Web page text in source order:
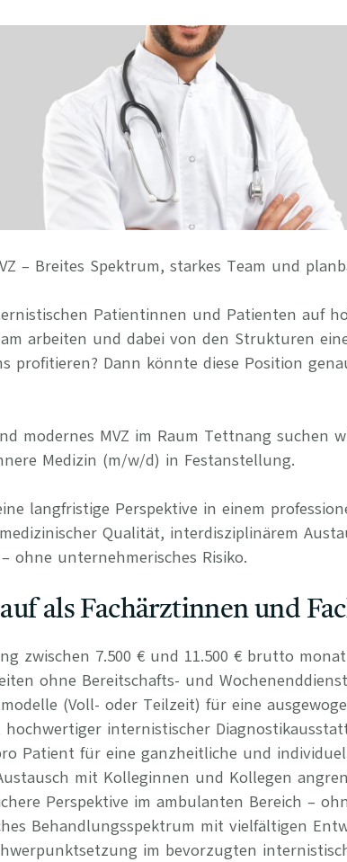
– Breites Spektrum, starkes Team und
Patientinnen und Patienten auf
arbeiten und dabei von den Strukturen
profitieren? Dann könnte diese Position
modernes MVZ im Raum Tettnang suchen
Medizin (m/w/d) in Festanstellung.
langfristige Perspektive in einem
Qualität, interdisziplinärem
ohne unternehmerisches Risiko.
als Fachärztinnen und
zwischen 7.500 € und 11.500 € brutto
ohne Bereitschafts- und
(Voll- oder Teilzeit) für eine
hochwertiger internistischer
Patient für eine ganzheitliche und
mit Kolleginnen und Kollegen
Perspektive im ambulanten Bereich –
Behandlungsspektrum mit vielfältigen
im bevorzugten